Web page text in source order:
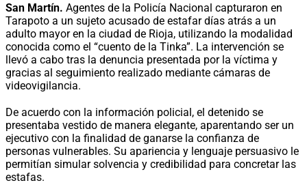
San Martín. Agentes de la Policía Nacional capturaron en
Tarapoto a un sujeto acusado de estafar días atrás a un
adulto mayor en la ciudad de Rioja, utilizando la modalidad
conocida como el “cuento de la Tinka”. La intervención se
llevó a cabo tras la denuncia presentada por la víctima y
gracias al seguimiento realizado mediante cámaras de
videovigilancia.
De acuerdo con la información policial, el detenido se
presentaba vestido de manera elegante, aparentando ser un
ejecutivo con la finalidad de ganarse la confianza de
personas vulnerables. Su apariencia y lenguaje persuasivo le
permitían simular solvencia y credibilidad para concretar las
estafas.